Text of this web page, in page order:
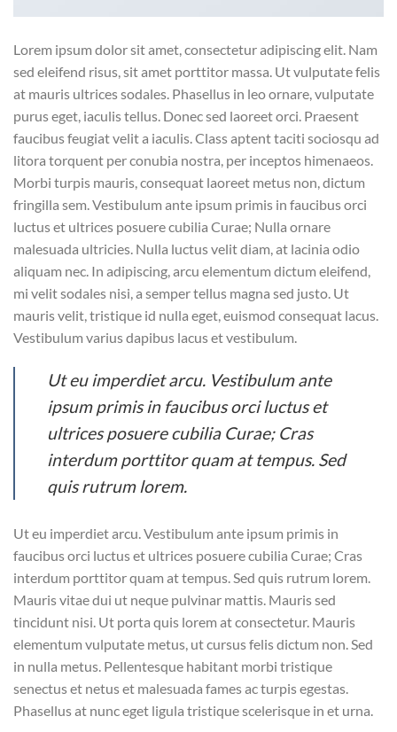
Lorem ipsum dolor sit amet, consectetur adipiscing elit. Nam
sed eleifend risus, sit amet porttitor massa. Ut vulputate felis
at mauris ultrices sodales. Phasellus in leo ornare, vulputate
purus eget, iaculis tellus. Donec sed laoreet orci. Praesent
faucibus feugiat velit a iaculis. Class aptent taciti sociosqu ad
litora torquent per conubia nostra, per inceptos himenaeos.
Morbi turpis mauris, consequat laoreet metus non, dictum
fringilla sem. Vestibulum ante ipsum primis in faucibus orci
luctus et ultrices posuere cubilia Curae; Nulla ornare
malesuada ultricies. Nulla luctus velit diam, at lacinia odio
aliquam nec. In adipiscing, arcu elementum dictum eleifend,
mi velit sodales nisi, a semper tellus magna sed justo. Ut
mauris velit, tristique id nulla eget, euismod consequat lacus.
Vestibulum varius dapibus lacus et vestibulum.
Ut eu imperdiet arcu. Vestibulum ante
ipsum primis in faucibus orci luctus et
ultrices posuere cubilia Curae; Cras
interdum porttitor quam at tempus. Sed
quis rutrum lorem.
Ut eu imperdiet arcu. Vestibulum ante ipsum primis in
faucibus orci luctus et ultrices posuere cubilia Curae; Cras
interdum porttitor quam at tempus. Sed quis rutrum lorem.
Mauris vitae dui ut neque pulvinar mattis. Mauris sed
tincidunt nisi. Ut porta quis lorem at consectetur. Mauris
elementum vulputate metus, ut cursus felis dictum non. Sed
in nulla metus. Pellentesque habitant morbi tristique
senectus et netus et malesuada fames ac turpis egestas.
Phasellus at nunc eget ligula tristique scelerisque in et urna.